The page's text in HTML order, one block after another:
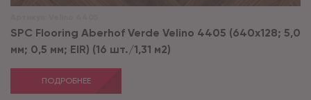
SPC Flooring Aberhof Verde Velino 4405 (640х128; 5,0
мм; 0,5 мм; EIR) (16 шт./1,31 м2)
ПОДРОБНЕЕ